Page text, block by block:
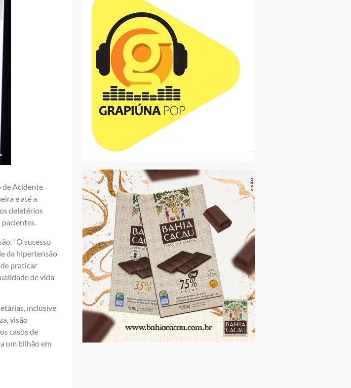
de Acidente
e até a
deletérios
pacientes.
“O sucesso
da hipertensão
praticar
de vida
inclusive
visão
casos de
um bilhão em